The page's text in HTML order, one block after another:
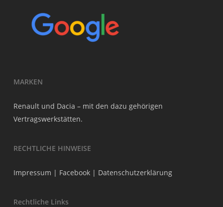
MARKEN
Renault und Dacia – mit den dazu gehörigen
Vertragswerkstätten.
RECHTLICHE HINWEISE
Impressum | Facebook| Datenschutzerklärung
Rechtliche Links